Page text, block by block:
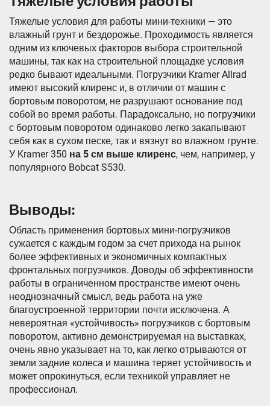
Тяжелые условия для работы мини-техники — это
влажный грунт и бездорожье. Проходимость является
одним из ключевых факторов выбора строительной
машины, так как на строительной площадке условия
редко бывают идеальными. Погрузчики Kramer Allrad
имеют высокий клиренс и, в отличии от машин с
бортовым поворотом, не разрушают основание под
собой во время работы. Парадоксально, но погрузчики
с бортовым поворотом одинаково легко закапывают
себя как в сухом песке, так и вязнут во влажном грунте.
У Kramer 350 на 5 см выше клиренс, чем, например, у
популярного Bobcat S530.
Выводы:
Область применения бортовых мини-погрузчиков
сужается с каждым годом за счет прихода на рынок
более эффективных и экономичных компактных
фронтальных погрузчиков. Доводы об эффективности
работы в ограниченном пространстве имеют очень
неоднозначный смысл, ведь работа на уже
благоустроенной территории почти исключена. А
невероятная «устойчивость» погрузчиков с бортовым
поворотом, активно демонстрируемая на выставках,
очень явно указывает на то, как легко отрываются от
земли задние колеса и машина теряет устойчивость и
может опрокинуться, если техникой управляет не
профессионал.